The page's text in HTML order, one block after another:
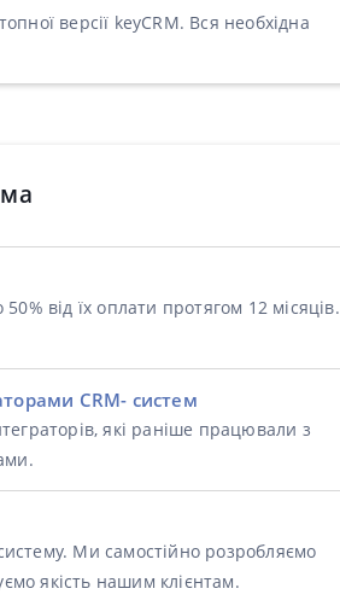
версії keyCRM. Вся необхідна
від їх оплати протягом 12 місяців.
CRM- систем
які раніше працювали з
Ми самостійно розробляємо
якість нашим клієнтам.